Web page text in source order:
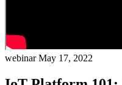
webinarMay 17, 2022